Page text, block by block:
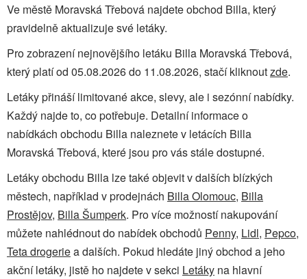
Ve městě Moravská Třebová najdete obchod Billa, který
pravidelně aktualizuje své letáky.
Pro zobrazení nejnovějšího letáku Billa Moravská Třebová,
který platí od 05.08.2026 do 11.08.2026, stačí kliknoutzde.
Letáky přináší limitované akce, slevy, ale i sezónní nabídky.
Každý najde to, co potřebuje. Detailní informace o
nabídkách obchodu Billa naleznete v letácích Billa
Moravská Třebová, které jsou pro vás stále dostupné.
Letáky obchodu Billa lze také objevit v dalších blízkých
městech, například v prodejnách Billa Olomouc, Billa
Prostějov, Billa Šumperk. Pro více možností nakupování
můžete nahlédnout do nabídek obchodů Penny, Lidl, Pepco,
Teta drogeriea dalších. Pokud hledáte jiný obchod a jeho
akční letáky, jistě ho najdete v sekci Letáky na hlavní